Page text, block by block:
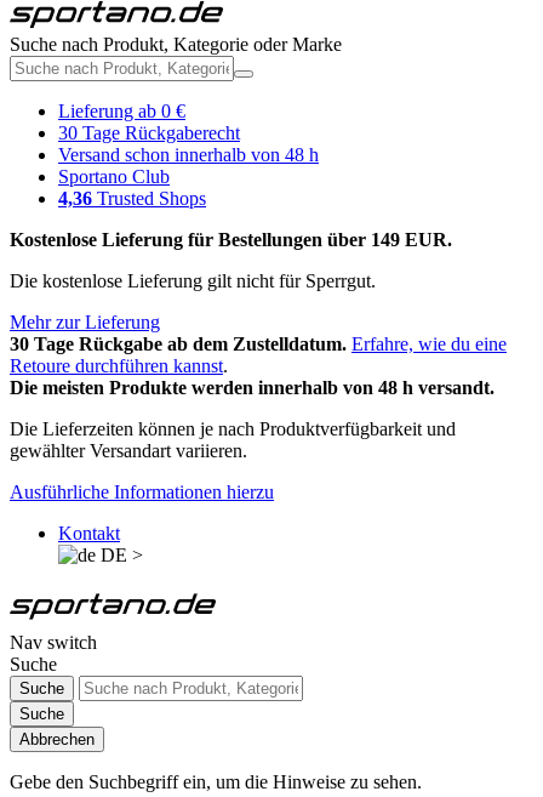
Suche nach Produkt, Kategorie oder Marke
Lieferung ab 0 €
30 Tage Rückgaberecht
Versand schon innerhalb von 48 h
Sportano Club
4,36 Trusted Shops
Kostenlose Lieferung für Bestellungen über 149 EUR.
Die kostenlose Lieferung gilt nicht für Sperrgut.
Mehr zur Lieferung
30 Tage Rückgabe ab dem Zustelldatum. Erfahre, wie du eine
Retoure durchführen kannst.
Die meisten Produkte werden innerhalb von 48 h versandt.
Die Lieferzeiten können je nach Produktverfügbarkeit und
gewählter Versandart variieren.
Ausführliche Informationen hierzu
Kontakt
DE >
Nav switch
Suche
Suche
Suche
Abbrechen
Gebe den Suchbegriff ein, um die Hinweise zu sehen.